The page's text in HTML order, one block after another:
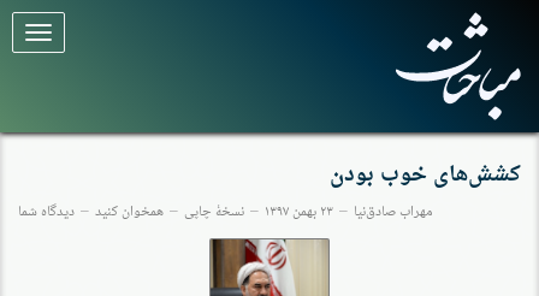
برای
تغییر
کنید
کشش‌های خوب بودن
مهراب صادق‌نیا ۲۳ بهمن ۱۳۹۷ نسخهٔ چاپی همخوان کنید دیدگاه شما